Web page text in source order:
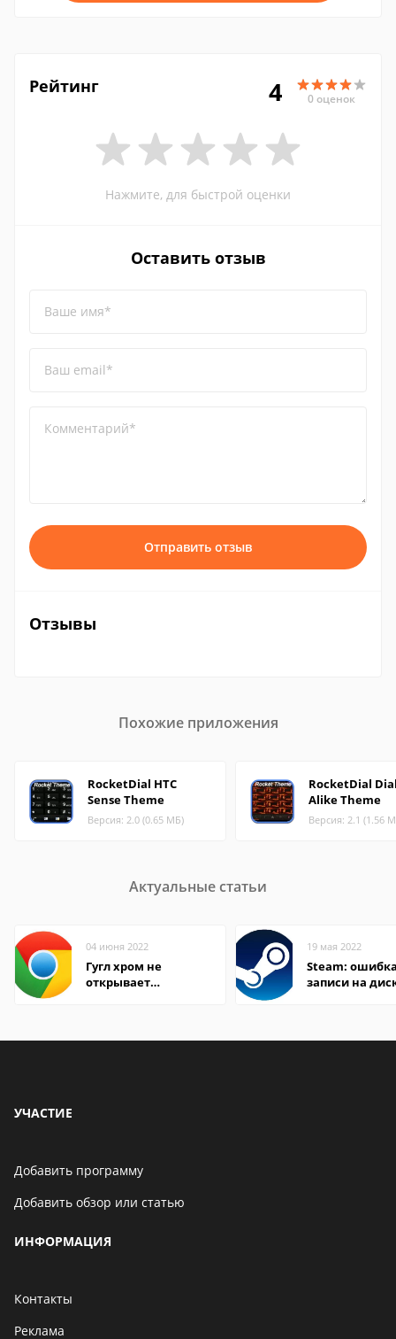
Рейтинг 4 0 оценок
Нажмите, для быстрой оценки
Оставить отзыв
Ваше имя*
Ваш email*
Комментарий*
Отправить отзыв
Отзывы
Похожие приложения
RocketDial HTC
Sense Theme
Версия: 2.0 (0.65 МБ)
RocketDial
Alike Theme
Версия: 2.1 (1.56
Актуальные статьи
04 июня 2022
Гугл хром не
открывает
19 мая 2022
Steam:
записи на
УЧАСТИЕ
Добавить программу
Добавить обзор или статью
ИНФОРМАЦИЯ
Контакты
Реклама